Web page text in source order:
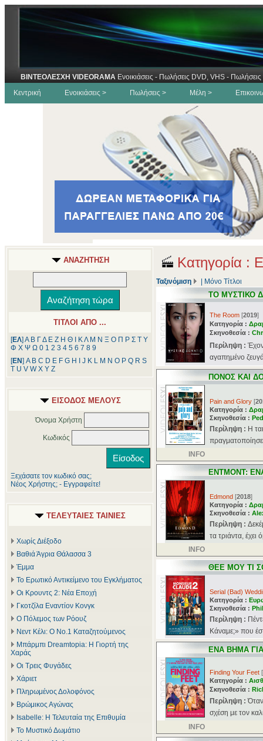
ΒΙΝΤΕΟΛΕΣΧΗ VIDEORAMA Ενοικιάσεις - Πωλήσεις DVD, VHS -
Κεντρική
Ενοικιάσεις > Πωλήσεις > Μέλη >
ΑΝΑΖΗΤΗΣΗ
ΤΙΤΛΟΙ ΑΠΟ ...
[ΕΛ] Α Β ΓΔ Ε Ζ Η Θ ΚΛ Μ Ν Ξ Ο Π Ρ Σ Τ Υ
Φ Χ Ψ Ω 0 1 2 3 4 5 6 7 8 9
[ΕΝ] A B C D E F G H J K L M N O P Q R S
T U V W X Y Z
ΕΙΣΟΔΟΣ ΜΕΛΟΥΣ
Όνομα Χρήστη
Κωδικός
Ξεχάσατε τον κωδικό σας;
Νέος Χρήστης; - Εγγραφείτε!
ΤΕΛΕΥΤΑΙΕΣ ΤΑΙΝΙΕΣ
Χωρίς Διέξοδο
Βαθιά Άγρια Θάλασσα 3
Έμμα
Το Ερωτικό Αντικείμενο του Εγκλήματος
Οι Κρουντς 2: Νέα Εποχή
Γκοτζίλα Εναντίον Κονγκ
Ο Πόλεμος των Ρόουζ
Νεντ Κέλι: Ο Νο.1 Καταζητούμενος
Μπάρμπι Dreamtopia: Η Γιορτή της
Χαράς
Οι Τρεις Φυγάδες
Χάριετ
Πληρωμένος Δολοφόνος
Βρώμικος Αγώνας
Isabelle: Η Τελευταία της Επιθυμία
Το Μυστικό Δωμάτιο
Κατηγορία :
Ταξινόμιση Μόνο Τίτλοι
ΤΟ ΜΥΣΤΙΚΟ
The Room [2019]
Κατηγορία :
Σκηνοθεσία :
Περίληψη :
αγαπημένο
ΠΟΝΟΣ ΚΑΙ
Pain and Glory [
Κατηγορία :
Σκηνοθεσία :
Περίληψη : Η
INFO
ΕΝΤΜΟΝΤ:
Edmond [2018]
Κατηγορία :
Σκηνοθεσία :
Περίληψη :
τα τριάντα,
INFO
ΘΕΕ ΜΟΥ ΤΙ
Serial (Bad)
Κατηγορία :
Σκηνοθεσία :
Περίληψη :
Kάναμε;» που
ΕΝΑ ΒΗΜΑ
Finding Your Feet [
Κατηγορία :
Σκηνοθεσία :
Περίληψη :
σχέση με τον
INFO